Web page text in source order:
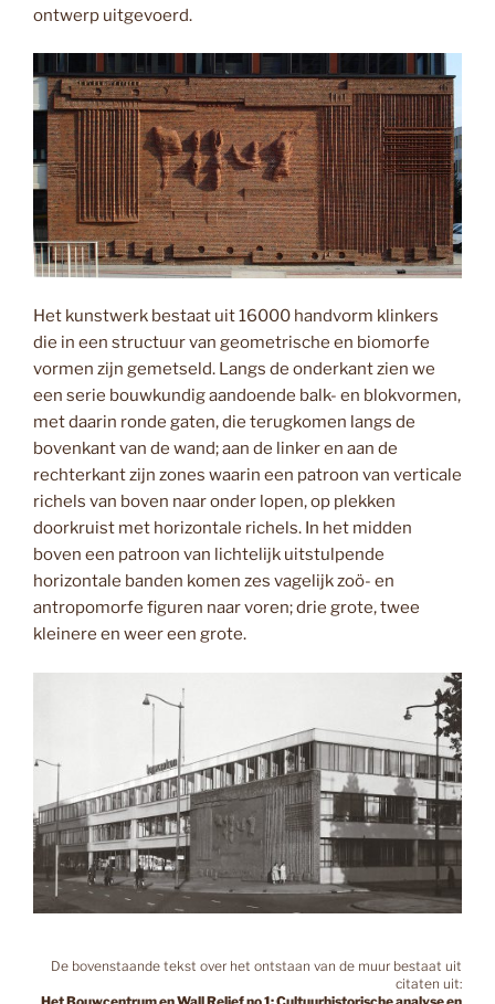
ontwerp uitgevoerd.
Het kunstwerk bestaat uit 16000 handvorm klinkers
die in een structuur van geometrische en biomorfe
vormen zijn gemetseld. Langs de onderkant zien we
een serie bouwkundig aandoende balk- en blokvormen,
met daarin ronde gaten, die terugkomen langs de
bovenkant van de wand; aan de linker en aan de
rechterkant zijn zones waarin een patroon van verticale
richels van boven naar onder lopen, op plekken
doorkruist met horizontale richels. In het midden
boven een patroon van lichtelijk uitstulpende
horizontale banden komen zes vagelijk zoö- en
antropomorfe figuren naar voren; drie grote, twee
kleinere en weer een grote.
De bovenstaande tekst over het ontstaan van de muur bestaat uit
citaten uit: